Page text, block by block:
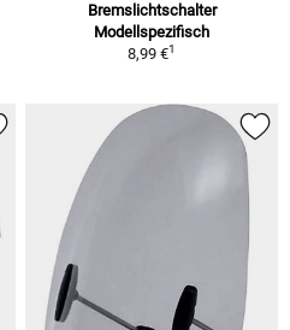
Bremslichtschalter
Modellspezifisch
8,99 €1